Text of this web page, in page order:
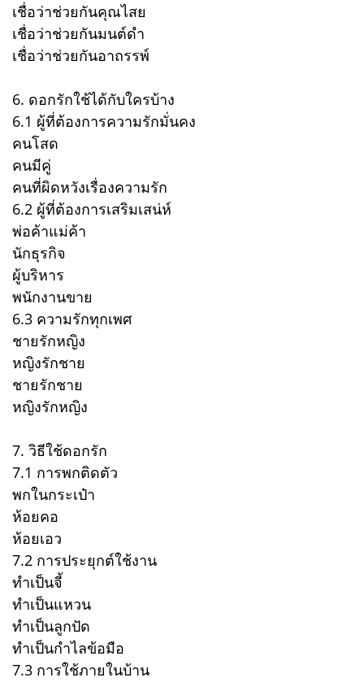
เชื่อว่าช่วยกันคุณไสย
เชื่อว่าช่วยกันมนต์ดำ
เชื่อว่าช่วยกันอาถรรพ์
6. ดอกรักใช้ได้กับใครบ้าง
6.1 ผู้ที่ต้องการความรักมั่นคง
คนโสด
คนมีคู่
คนที่ผิดหวังเรื่องความรัก
6.2 ผู้ที่ต้องการเสริมเสน่ห์
พ่อค้าแม่ค้า
นักธุรกิจ
ผู้บริหาร
พนักงานขาย
6.3 ความรักทุกเพศ
ชายรักหญิง
หญิงรักชาย
ชายรักชาย
หญิงรักหญิง
7. วิธีใช้ดอกรัก
7.1 การพกติดตัว
พกในกระเป๋า
ห้อยคอ
ห้อยเอว
7.2 การประยุกต์ใช้งาน
ทำเป็นจี้
ทำเป็นแหวน
ทำเป็นลูกปัด
ทำเป็นกำไลข้อมือ
7.3 การใช้ภายในบ้าน